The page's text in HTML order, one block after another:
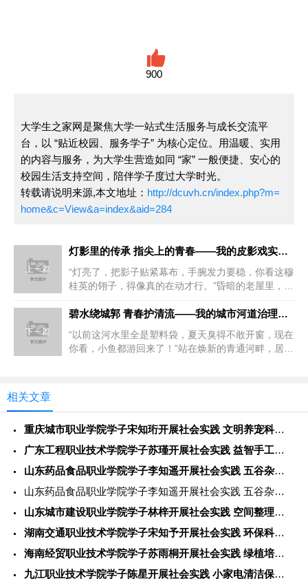
900
大学生之家网是聚焦大学一站式生活服务与成长交流平
台，以 “贴近校园、服务学子” 为核心定位。用温暖、实用
的内容与服务，为大学生营造如同 “家” 一般便捷、安心的
校园生活支持空间，陪伴学子度过大学时光。
转载请说明来源,本文地址： http://dcuvh.cn/index.php?m=
home&c=View&a=index&aid=284
上一篇
灯影里的传承 指尖上的青春——我的皮影戏实践之旅
“灯亮了，把影子贴紧幕布，手腕发力要稳，你看这穆
桂英的翎子，得像真的在动才行。”昏暗的老屋里，
下一篇
碧水绕城郭 青春护清流——我的城市河道治理实践记
“以前这河水里全是塑料袋，夏天臭得不敢开窗，现在
你看，小鱼都游回来了！”站在焕新的青通河畔，居民
相关文章
重庆城市职业学院学子宋知珩开展社会实践 文明养宠科普整治焕新
广东工程职业技术学院学子苏瑾开展社会实践 益智手工科普助力孩
山东药品食品职业学院学子李知遥开展社会实践 五谷杂粮科普进社
山东药品食品职业学院学子李知遥开展社会实践 五谷杂粮科普进社
山东城市建设职业学院学子林梓开展社会实践 空间整理技艺助力居
湖南交通职业技术学院学子宋知予开展社会实践 环保科普手绘扮靓
海南经贸职业技术学院学子苏雨桐开展社会实践 绿植培育科普装点
九江职业技术学院学子陈星开展社会实践 小家电清洁保养服务暖心